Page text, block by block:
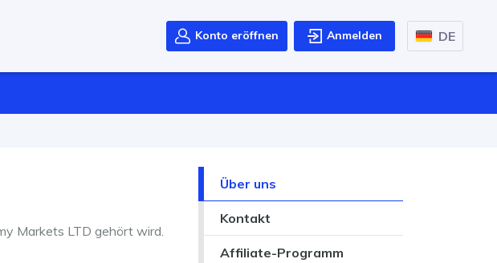
Konto eröffnen Anmelden DE
Markets LTD gehört wird.
Über uns
Kontakt
Affiliate-Programm